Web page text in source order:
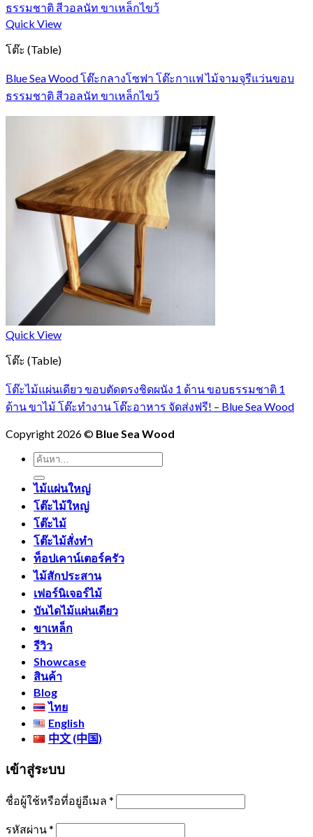
Quick View
โต๊ะ (Table)
Blue Sea Wood โต๊ะกลางโซฟา โต๊ะกาแฟ ไม้จามจุรีแว่นขอบ
ธรรมชาติ สีวอลนัท ขาเหล็กไขว้
Quick View
โต๊ะ (Table)
โต๊ะไม้แผ่นเดียว ขอบตัดตรงชิดผนัง 1 ด้าน ขอบธรรมชาติ 1
ด้าน ขาไม้ โต๊ะทำงาน โต๊ะอาหาร จัดส่งฟรี! – Blue Sea Wood
Copyright 2026 © Blue Sea Wood
ค้นหา:
ไม้แผ่นใหญ่
โต๊ะไม้ใหญ่
โต๊ะไม้
โต๊ะไม้สั่งทำ
ท็อปเคาน์เตอร์ครัว
ไม้สักประสาน
เฟอร์นิเจอร์ไม้
บันไดไม้แผ่นเดียว
ขาเหล็ก
รีวิว
Showcase
สินค้า
Blog
ไทย
English
中文 (中国)
เข้าสู่ระบบ
ชื่อผู้ใช้หรือที่อยู่อีเมล *
รหัสผ่าน*